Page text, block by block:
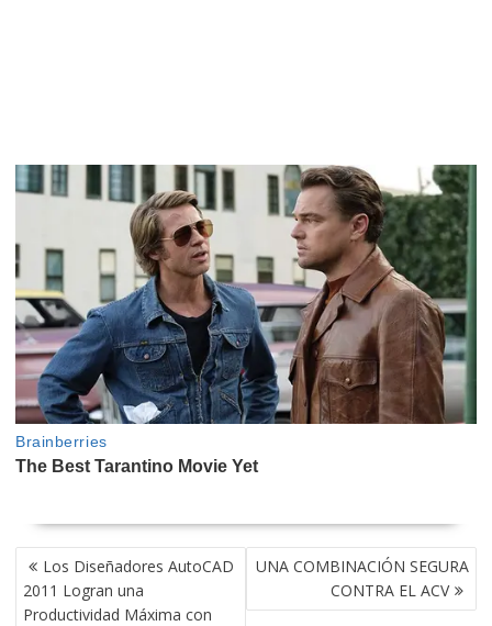
NAVEGACIÓN
DE
ENTRADAS
Los Diseñadores AutoCAD
2011 Logran una
Productividad Máxima con
UNA COMBINACIÓN SEGURA
CONTRA EL ACV